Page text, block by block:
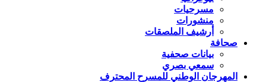
مسرحيات
منشورات
أرشيف الملصقات
صحافة
بيانات صحفية
سمعي بصري
المهرجان الوطني للمسرح المحترف